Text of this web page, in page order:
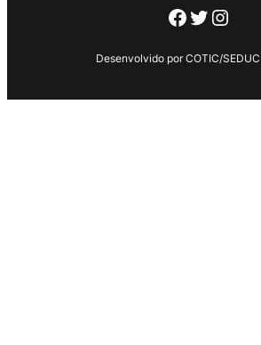
Facebook
Twitter
Desenvolvido por COTIC/